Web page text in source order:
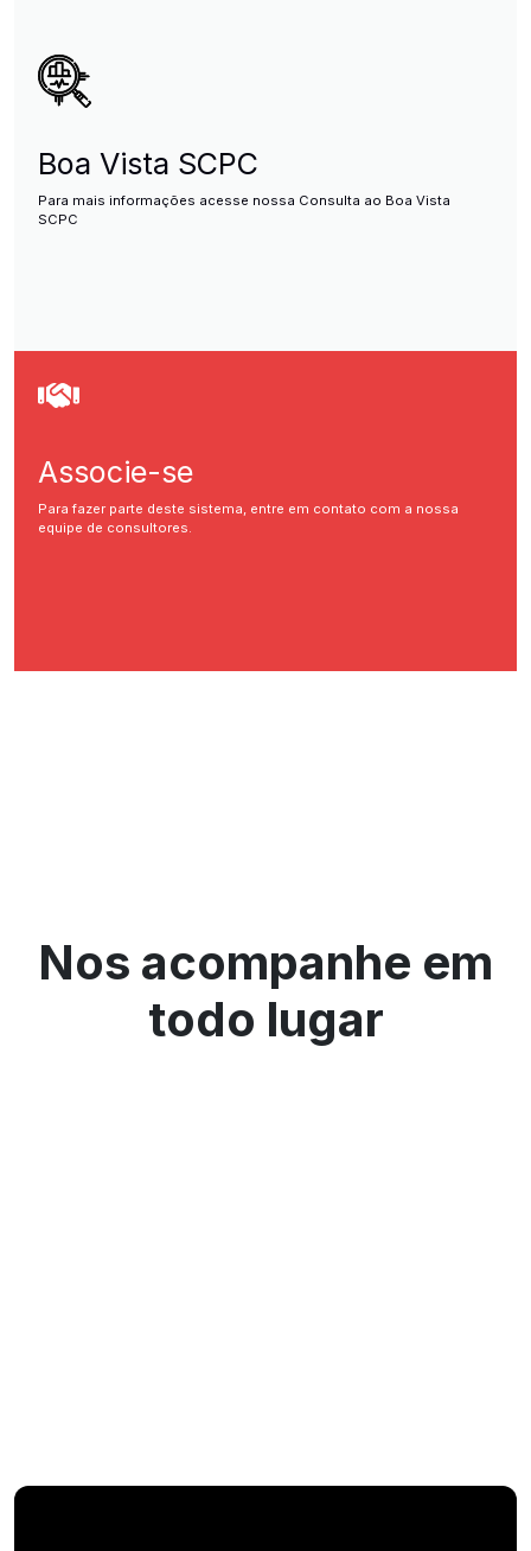
Boa Vista SCPC
Para mais informações acesse nossa Consulta ao Boa Vista
SCPC
Associe-se
Para fazer parte deste sistema, entre em contato com a nossa
equipe de consultores.
Nos acompanhe em
todo lugar